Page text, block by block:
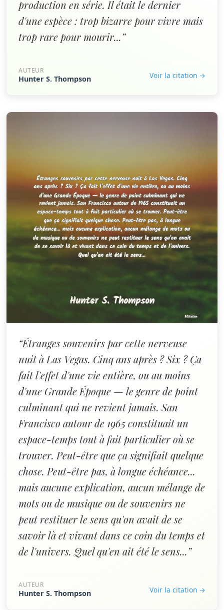
production en série. Il était le dernier
d'une espèce : trop bizarre pour vivre mais
trop rare pour mourir...”
AUTEUR
Hunter S. Thompson Voir la citation →
“Étranges souvenirs par cette nerveuse
nuit à Las Vegas. Cinq ans après ? Six ? Ça
fait l'effet d'une vie entière, ou au moins
d'une Grande Époque — le genre de point
culminant qui ne revient jamais. San
Francisco autour de 1965 constituait un
espace-temps tout à fait particulier où se
trouver. Peut-être que ça signifiait quelque
chose. Peut-être pas, à longue échéance...
mais aucune explication, aucun mélange de
mots ou de musique ou de souvenirs ne
peut restituer le sens qu'on avait de se
savoir là et vivant dans ce coin du temps et
de l'univers. Quel qu'en ait été le sens...”
AUTEUR
Hunter S. Thompson Voir la citation →